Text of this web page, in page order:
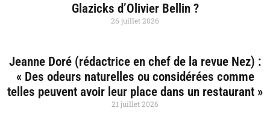
Glazicks d’Olivier Bellin ?
26 juillet 2026
Jeanne Doré (rédactrice en chef de la revue Nez) :
« Des odeurs naturelles ou considérées comme
telles peuvent avoir leur place dans un restaurant »
21 juillet 2026